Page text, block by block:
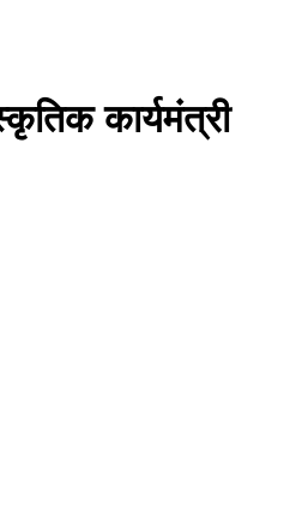
कार्यमंत्री